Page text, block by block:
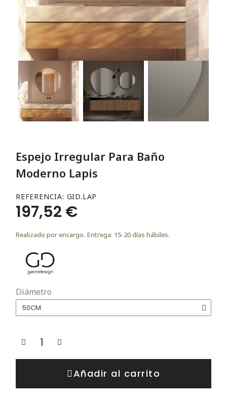
Espejo Irregular Para Baño
Moderno Lapis
REFERENCIA GID.LAP
197,52 €
Realizado por encargo. Entrega: 15-20 días hábiles.
Diámetro
Añadir al carrito